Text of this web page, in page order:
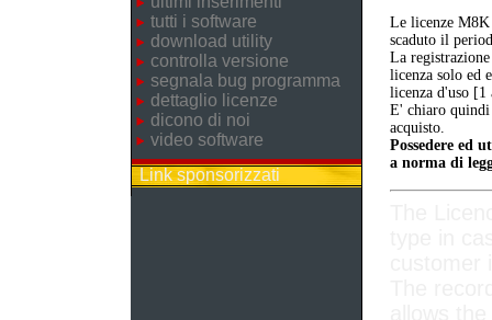
tutti i software
download utility
controlla versione
segnala bug programma
dettaglio licenze
dicono di noi
video software
Link sponsorizzati
Le licenze M8K
scaduto il
La
licenza solo ed
licenza d'uso [1
E' chiaro quindi
acquisto.
Possedere ed
a norma di